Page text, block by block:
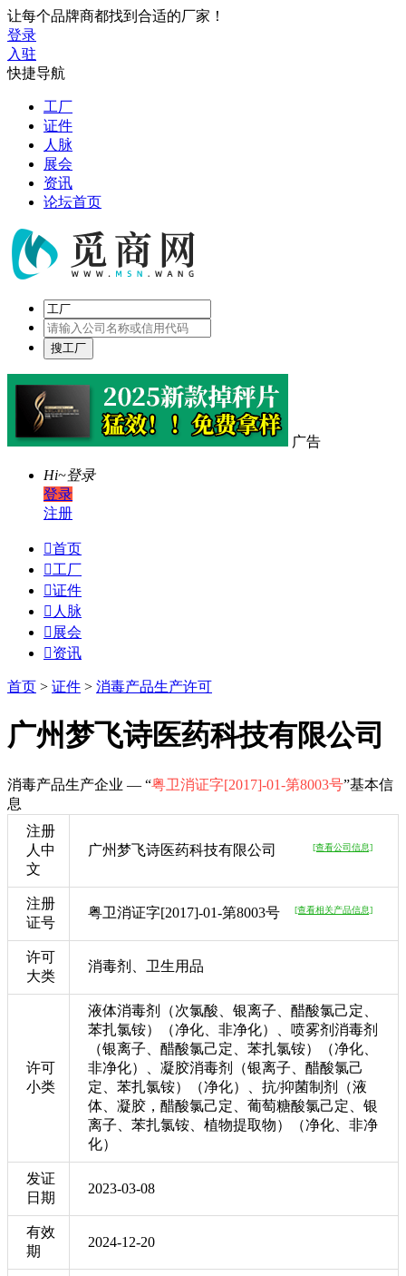
让每个品牌商都找到合适的厂家！
登录
入驻
快捷导航
工厂
证件
人脉
展会
资讯
论坛首页
广告
Hi~登录
登录
注册
首页
工厂
证件
 人脉
 展会
资讯
首页 > 证件 > 消毒产品生产许可
广州梦飞诗医药科技有限公司
消毒产品生产企业 — “粤卫消证字[2017]-01-第8003号”基本信
息
注册
人中
文
广州梦飞诗医药科技有限公司 [查看公司信息]
注册
证号
粤卫消证字[2017]-01-第8003号 [查看相关产品信息]
许可
大类
消毒剂、卫生用品
许可
小类
液体消毒剂（次氯酸、银离子、醋酸氯己定、
苯扎氯铵）（净化、非净化）、喷雾剂消毒剂
（银离子、醋酸氯己定、苯扎氯铵）（净化、
非净化）、凝胶消毒剂（银离子、醋酸氯己
定、苯扎氯铵）（净化）、抗/抑菌制剂（液
体、凝胶，醋酸氯己定、葡萄糖酸氯己定、银
离子、苯扎氯铵、植物提取物）（净化、非净
化）
发证
日期
2023-03-08
有效
期
2024-12-20